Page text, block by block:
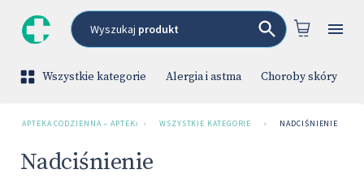
Wyszukaj produkt
Wszystkie kategorie Alergia i astma Choroby skóry
APTEKA CODZIENNA – APTEKA INTERNETOWA
› WSZYSTKIE KATEGORIE › NADCIŚNIENIE
Nadciśnienie